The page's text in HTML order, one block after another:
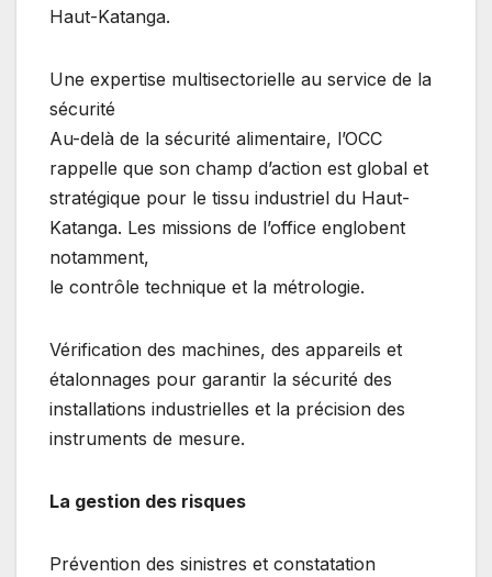
Haut-Katanga.
​Une expertise multisectorielle au service de la
sécurité
​Au-delà de la sécurité alimentaire, l’OCC
rappelle que son champ d’action est global et
stratégique pour le tissu industriel du Haut-
Katanga. Les missions de l’office englobent
notamment,
​le contrôle technique et la métrologie.
Vérification des machines, des appareils et
étalonnages pour garantir la sécurité des
installations industrielles et la précision des
instruments de mesure.
La gestion des risques
Prévention des sinistres et constatation